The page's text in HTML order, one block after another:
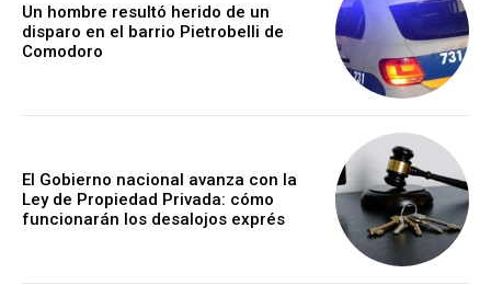
Un hombre resultó herido de un
disparo en el barrio Pietrobelli de
Comodoro
El Gobierno nacional avanza con la
Ley de Propiedad Privada: cómo
funcionarán los desalojos exprés